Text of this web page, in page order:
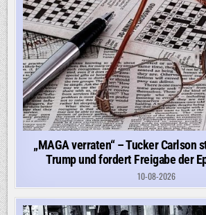
„MAGA verraten“ – Tucker Carlson
Trump und fordert Freigabe der
10-08-2026